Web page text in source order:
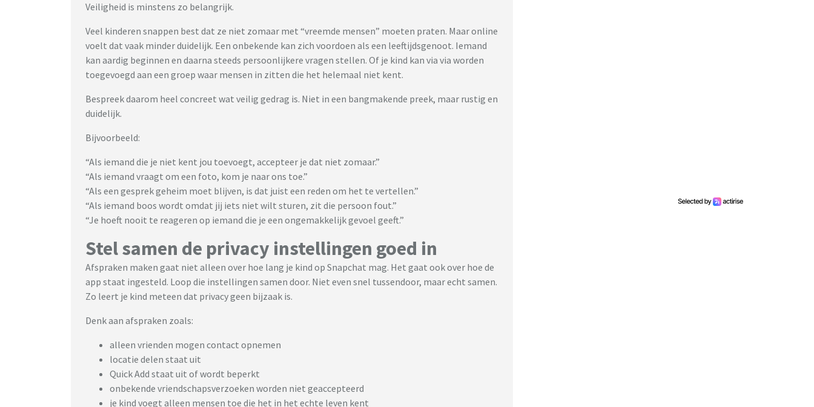
Veiligheid is minstens zo belangrijk.
Veel kinderen snappen best dat ze niet zomaar met “vreemde mensen” moeten praten. Maar online
voelt dat vaak minder duidelijk. Een onbekende kan zich voordoen als een leeftijdsgenoot. Iemand
kan aardig beginnen en daarna steeds persoonlijkere vragen stellen. Of je kind kan via via worden
toegevoegd aan een groep waar mensen in zitten die het helemaal niet kent.
Bespreek daarom heel concreet wat veilig gedrag is. Niet in een bangmakende preek, maar rustig en
duidelijk.
Bijvoorbeeld:
“Als iemand die je niet kent jou toevoegt, accepteer je dat niet zomaar.”
“Als iemand vraagt om een foto, kom je naar ons toe.”
“Als een gesprek geheim moet blijven, is dat juist een reden om het te vertellen.”
“Als iemand boos wordt omdat jij iets niet wilt sturen, zit die persoon fout.”
“Je hoeft nooit te reageren op iemand die je een ongemakkelijk gevoel geeft.”
Stel samen de privacy instellingen goed in
Afspraken maken gaat niet alleen over hoe lang je kind op Snapchat mag. Het gaat ook over hoe de
app staat ingesteld. Loop die instellingen samen door. Niet even snel tussendoor, maar echt samen.
Zo leert je kind meteen dat privacy geen bijzaak is.
Denk aan afspraken zoals:
alleen vrienden mogen contact opnemen
locatie delen staat uit
Quick Add staat uit of wordt beperkt
onbekende vriendschapsverzoeken worden niet geaccepteerd
je kind voegt alleen mensen toe die het in het echte leven kent